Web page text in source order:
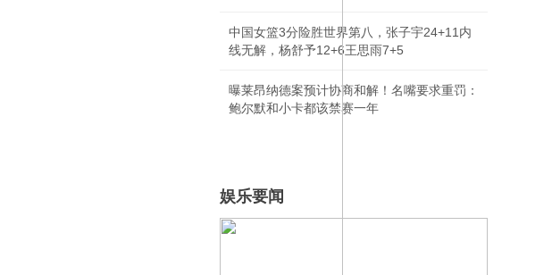
中国女篮3分险胜世界第八，张子宇24+11内
线无解，杨舒予12+6王思雨7+5
曝莱昂纳德案预计协商和解！名嘴要求重罚：
鲍尔默和小卡都该禁赛一年
娱乐要闻